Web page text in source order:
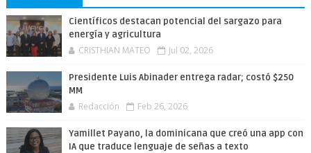
Científicos destacan potencial del sargazo para
energía y agricultura
CRISTHIAN MATEO Jul 02, 2026
Presidente Luis Abinader entrega radar; costó $250
MM
Redacción Feb 26, 2026
Yamillet Payano, la dominicana que creó una app con
IA que traduce lenguaje de señas a texto